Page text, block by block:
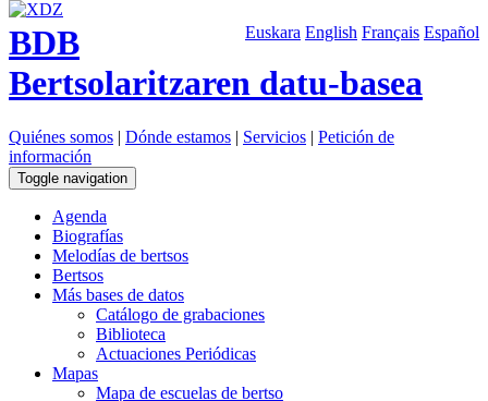
Euskara English Français Español
BDB
Bertsolaritzaren datu-basea
Quiénes somos | Dónde estamos | Servicios | Petición de
información
Toggle navigation
Agenda
Biografías
Melodías de bertsos
Bertsos
Más bases de datos
Catálogo de grabaciones
Biblioteca
Actuaciones Periódicas
Mapas
Mapa de escuelas de bertso